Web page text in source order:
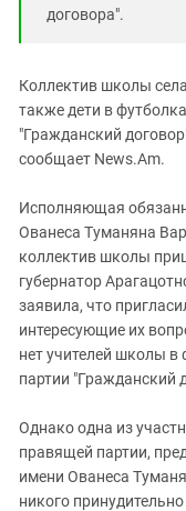
договора".
Коллектив школы
также дети в
"Гражданский
сообщает News.Am.
Исполняющая
Ованеса Туманяна
коллектив школы
губернатор
заявила, что
интересующие их
нет учителей школы
партии "Гражданский
Однако одна из
правящей партии,
имени Ованеса
никого